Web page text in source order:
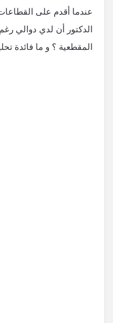
عندما أقدم على
الدكتور أن لدي دوالي
المقطعية ؟ و ما فائدة